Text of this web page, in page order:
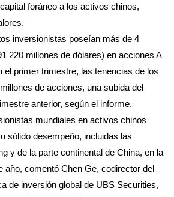
foráneo a los activos chinos,
inversionistas poseían más de 4
220 millones de dólares) en acciones A
el primer trimestre, las tenencias de los
de acciones, una subida del
anterior, según el informe.
mundiales en activos chinos
sólido desempeño, incluidas las
y de la parte continental de China, en la
año, comentó Chen Ge, codirector del
de inversión global de UBS Securities,